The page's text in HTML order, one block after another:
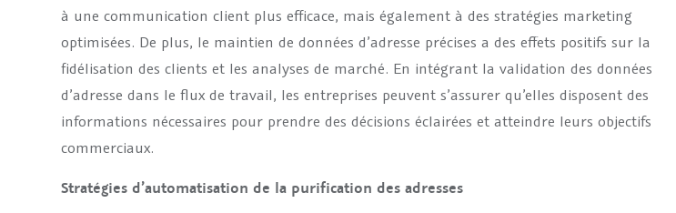
à une communication client plus efficace, mais également à des stratégies marketing
optimisées. De plus, le maintien de données d’adresse précises a des effets positifs sur la
fidélisation des clients et les analyses de marché. En intégrant la validation des données
d’adresse dans le flux de travail, les entreprises peuvent s’assurer qu’elles disposent des
informations nécessaires pour prendre des décisions éclairées et atteindre leurs objectifs
commerciaux.
Stratégies d’automatisation de la purification des adresses